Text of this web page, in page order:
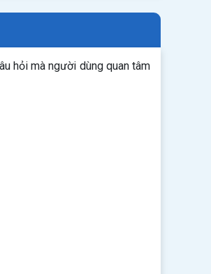
hỏi mà người dùng quan tâm